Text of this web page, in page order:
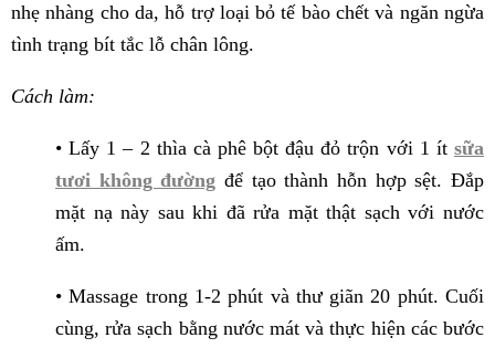
nhẹ nhàng cho da, hỗ trợ loại bỏ tế bào chết và ngăn ngừa
tình trạng bít tắc lỗ chân lông.
Cách làm:
• Lấy 1 – 2 thìa cà phê bột đậu đỏ trộn với 1 ít sữa
tươi không đường để tạo thành hỗn hợp sệt. Đắp
mặt nạ này sau khi đã rửa mặt thật sạch với nước
ấm.
• Massage trong 1-2 phút và thư giãn 20 phút. Cuối
cùng, rửa sạch bằng nước mát và thực hiện các bước